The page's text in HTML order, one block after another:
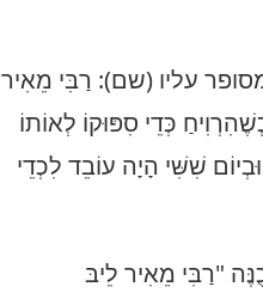
עליו (שם): רַבִּי מֵאִיר
כְּדֵי סִפּוּקוֹ לְאוֹתוֹ
שִׁשִּׁי הָיָה עוֹבֵד לִכְדֵי
"רַבִּי מֵאִיר לֵיבּ